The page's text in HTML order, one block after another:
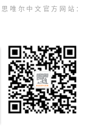
唯尔中文官方网站：